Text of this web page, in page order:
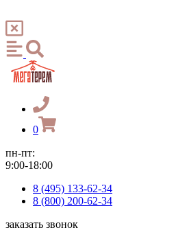
0
пн-пт:
9:00-18:00
8 (495) 133-62-34
8 (800) 200-62-34
заказать звонок